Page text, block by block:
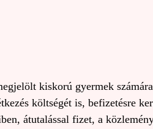
kiskorú gyermek
költségét is, befizetésre
átutalással fizet, a